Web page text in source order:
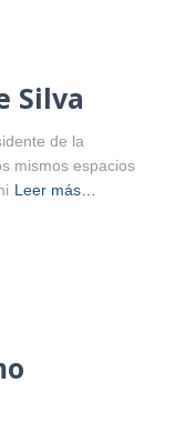
Silva
de la
mismos espacios
Leer más…